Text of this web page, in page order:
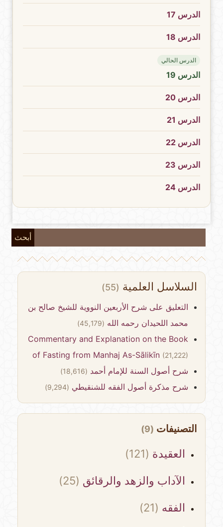
الدرس 17
الدرس 18
الدرس الحالي
الدرس 19
الدرس 20
الدرس 21
الدرس 22
الدرس 23
الدرس 24
أبحث
السلاسل العلمية(55)
التعليق على شرح الأربعين النووية للشيخ صالح بن
محمد اللحيدان رحمه الله(45,179)
Commentary and Explanation on the Book
of Fasting from Manhaj As-Sālikīn(21,222)
شرح أصول السنة للإمام أحمد(18,616)
شرح مذكرة أصول الفقه للشنقيطي (9,294)
التصنيفات(9)
العقيدة(121)
الآداب والزهد والرقائق(25)
الفقه(21)